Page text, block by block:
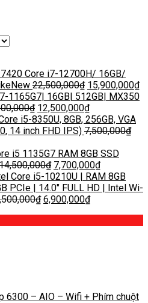
Core i7-12700H/ 16GB/
22,500,000₫ 15,900,000₫
1165G7| 16GB| 512GB| MX350
₫ 12,500,000₫
i5-8350U, 8GB, 256GB, VGA
14 inch FHD IPS) 7,500,000₫
i5 1135G7 RAM 8GB SSD
₫ 7,700,000₫
Core i5-10210U | RAM 8GB
PCIe | 14.0″ FULL HD | Intel Wi-
₫ 6,900,000₫
6300 – AIO – Wifi + Phím chuột